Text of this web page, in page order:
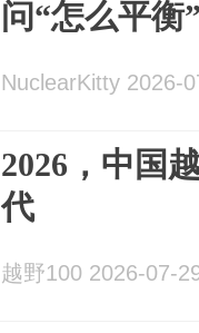
问“怎么平衡
NuclearKitty 2026-
2026，中国
代
越野100 2026-07-